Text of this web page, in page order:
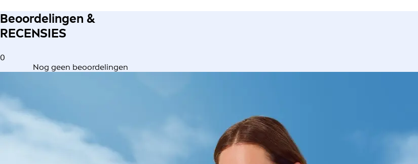
Beoordelingen &
RECENSIES
0
Nog geen beoordelingen